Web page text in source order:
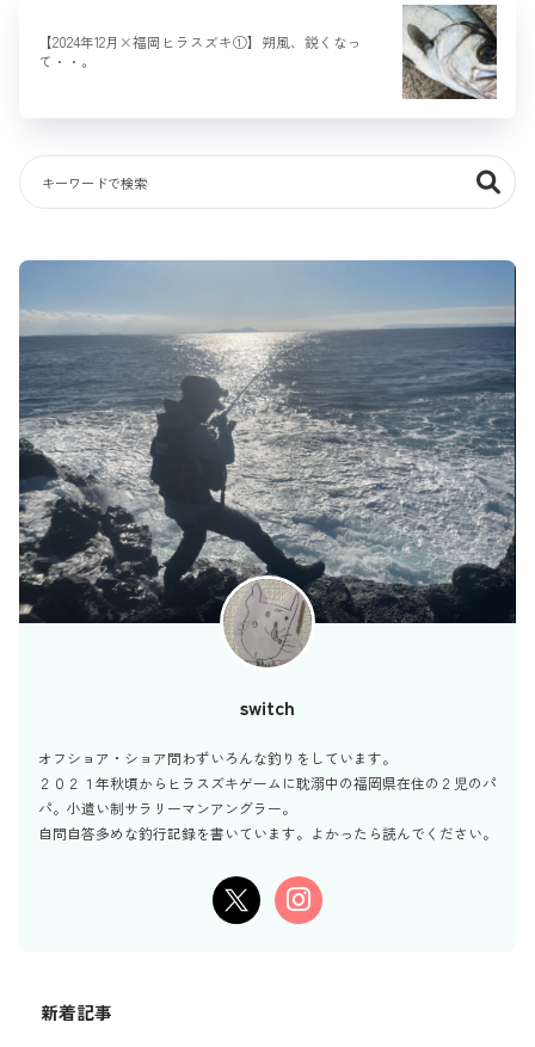
【2024年12月×福岡ヒラスズキ①】朔風、鋭くなっ
て・・。
switch
オフショア・ショア問わずいろんな釣りをしています。
２０２１年秋頃からヒラスズキゲームに耽溺中の福岡県在住の２児のパ
パ。小遣い制サラリーマンアングラー。
自問自答多めな釣行記録を書いています。よかったら読んでください。
新着記事